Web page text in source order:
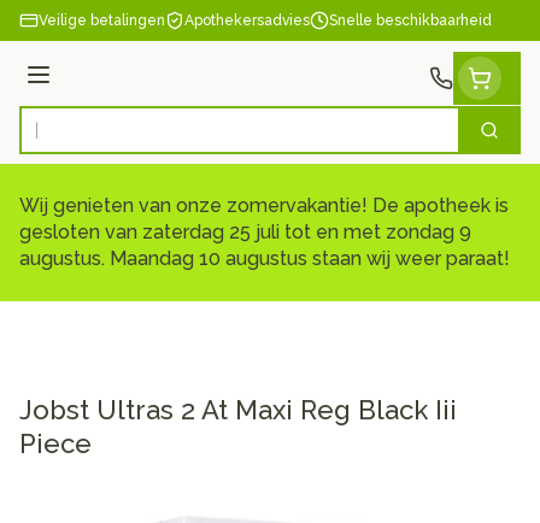
Ga naar de inhoud
Veilige betalingen Apothekersadvies Snelle beschikbaarheid
Menu
Product, merk, categorie... Zoek
Wij genieten van onze zomervakantie! De apotheek is
gesloten van zaterdag 25 juli tot en met zondag 9
augustus. Maandag 10 augustus staan wij weer paraat!
Jobst Ultras 2 At Maxi Reg Black Iii
Piece